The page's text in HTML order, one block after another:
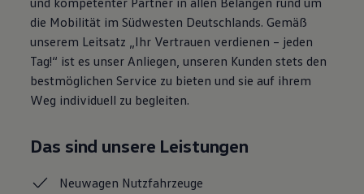
California App
California Lifestyle & Zubehör
Übernachten im California
Marke
Unternehmen
Karriere
Karriere im Unternehmen
Karriere im Autohaus
Kunden
Gesellschaft
Events
die Mobilität im Südwesten Deutschlands. Gemäß
unserem Leitsatz „Ihr Vertrauen verdienen – jeden
Tag!“ ist es unser Anliegen, unseren Kunden stets den
bestmöglichen Service zu bieten und sie auf ihrem
Weg individuell zu begleiten.
Das sind unsere Leistungen
Neuwagen Nutzfahrzeuge